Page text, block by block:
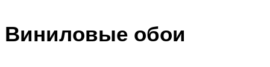
Виниловые обои